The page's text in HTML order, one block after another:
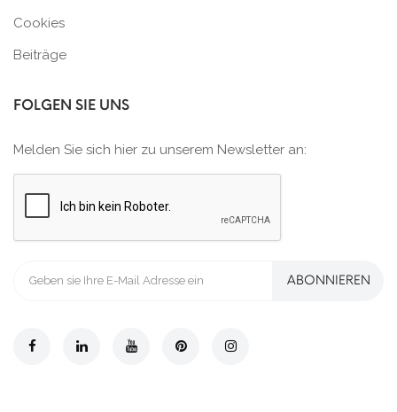
Cookies
Beiträge
FOLGEN SIE UNS
Melden Sie sich hier zu unserem Newsletter an:
ABONNIEREN